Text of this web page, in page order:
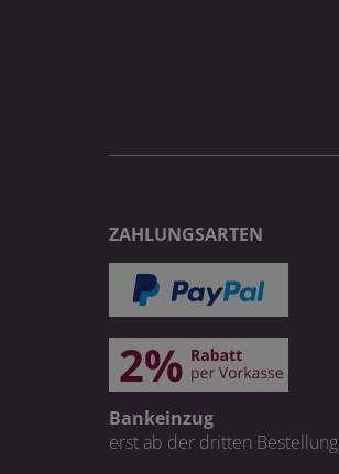
ZAHLUNGSARTEN
Bankeinzug
erst ab der dritten Bestellung